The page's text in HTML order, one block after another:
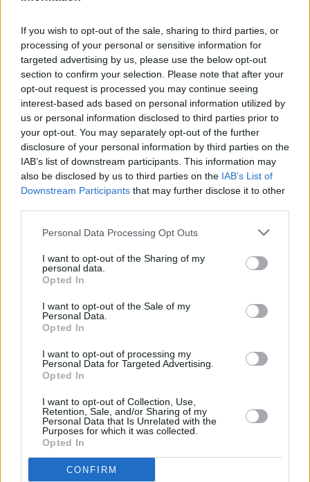
If you wish to opt-out of the sale, sharing to third parties, or
processing of your personal or sensitive information for
targeted advertising by us, please use the below opt-out
section to confirm your selection. Please note that after your
opt-out request is processed you may continue seeing
interest-based ads based on personal information utilized by
us or personal information disclosed to third parties prior to
your opt-out. You may separately opt-out of the further
disclosure of your personal information by third parties on the
IAB’s list of downstream participants. This information may
also be disclosed by us to third parties on the IAB’s List of
Downstream Participants that may further disclose it to other
Personal Data Processing Opt Outs
I want to opt-out of the Sharing of my
personal data.
Opted In
I want to opt-out of the Sale of my
Personal Data.
Opted In
I want to opt-out of processing my
Personal Data for Targeted Advertising.
Opted In
I want to opt-out of Collection, Use,
Retention, Sale, and/or Sharing of my
Personal Data that Is Unrelated with the
Purposes for which it was collected.
Opted In
CONFIRM
El pantalón corto deportivo Joma Treviso es la elección
perfecta para aquellos que buscan comodidad, funcionalidad y
estilo en sus prendas deportivas. Con una cintura elástica y
ajuste de cordón, este pantalón ofrece una elasticidad
excepcional que permite total libertad de movimiento durante
cualquier actividad física.leer más
AMAZON/CHOLLOS 10€/CHOLLOS 50%/CHOLLOS RECIENTES
10/04/2026
Joma – Polo Manga Corta Hombre, 6XS – 3XL
– Ligero y Transpirable – Hobby
El Polo Manga Corta Joma para Hombre es una prenda versátil
que combina estilo clásico con funcionalidad. Su cuello tipo